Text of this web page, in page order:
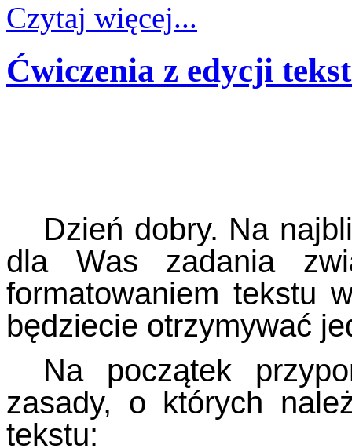
Czytaj więcej...
Ćwiczenia z edycji
Dzień dobry. Na
dla Was zadania
formatowaniem tekstu
będziecie otrzymywać
Na początek
zasady, o których
tekstu: